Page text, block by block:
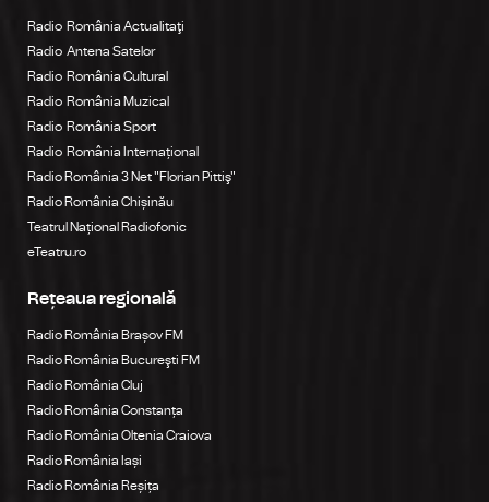
Radio România Actualitaţi
Radio Antena Satelor
Radio România Cultural
Radio România Muzical
Radio România Sport
Radio România Internațional
Radio România 3 Net "Florian Pittiş"
Radio România Chișinău
Teatrul Național Radiofonic
eTeatru.ro
Rețeaua regională
Radio România Brașov FM
Radio România Bucureşti FM
Radio România Cluj
Radio România Constanța
Radio România Oltenia Craiova
Radio România Iași
Radio România Reșița